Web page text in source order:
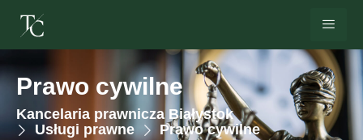
Prawo cywilne
Kancelaria prawnicza Białystok
Usługi prawne
Prawo cywilne